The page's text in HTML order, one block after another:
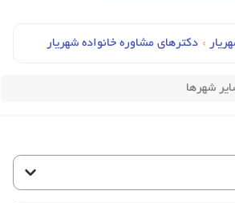
› دکترهای مشاوره خانواده شهریار
شهرها